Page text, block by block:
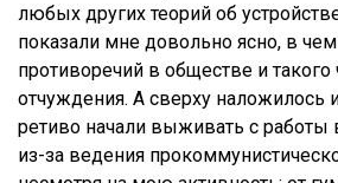
любых других теорий об
показали мне довольно ясно, в
противоречий в обществе и
отчуждения. А сверху наложилось
ретиво начали выживать с работы
из-за ведения